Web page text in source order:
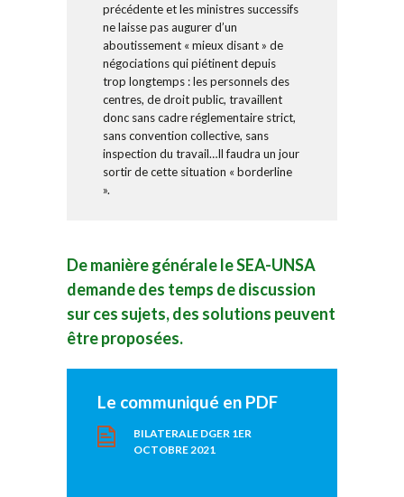
précédente et les ministres successifs
ne laisse pas augurer d’un
aboutissement « mieux disant » de
négociations qui piétinent depuis
trop longtemps : les personnels des
centres, de droit public, travaillent
donc sans cadre réglementaire strict,
sans convention collective, sans
inspection du travail…Il faudra un jour
sortir de cette situation « borderline
».
De manière générale le SEA-UNSA
demande des temps de discussion
sur ces sujets, des solutions peuvent
être proposées.
Le communiqué en PDF
BILATERALE DGER 1ER
OCTOBRE 2021